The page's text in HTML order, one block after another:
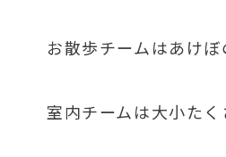
お散歩チームはあけ
室内チームは大小た